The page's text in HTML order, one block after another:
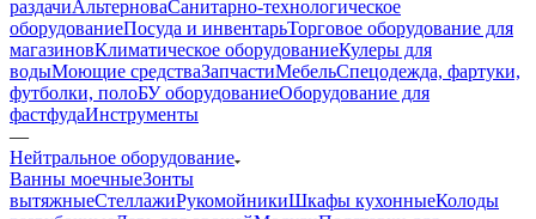
раздачиАльтерноваСанитарно-технологическое
оборудованиеПосуда и инвентарьТорговое оборудование для
магазиновКлиматическое оборудованиеКулеры для
водыМоющие средстваЗапчастиМебельСпецодежда, фартуки,
футболки, полоБУ оборудованиеОборудование для
фастфудаИнструменты
—
Нейтральное оборудование
Ванны моечныеЗонты
вытяжныеСтеллажиРукомойникиШкафы кухонныеКолоды